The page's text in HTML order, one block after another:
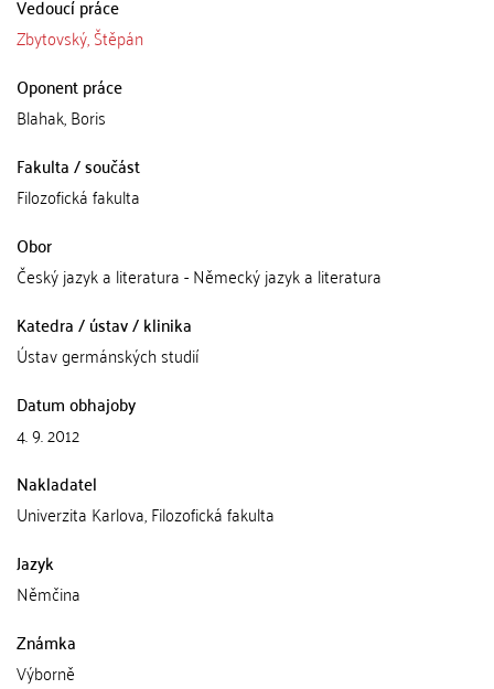
Vedoucí práce
Zbytovský, Štěpán
Oponent práce
Blahak, Boris
Fakulta / součást
Filozofická fakulta
Obor
Český jazyk a literatura - Německý jazyk a literatura
Katedra / ústav / klinika
Ústav germánských studií
Datum obhajoby
4. 9. 2012
Nakladatel
Univerzita Karlova, Filozofická fakulta
Jazyk
Němčina
Známka
Výborně